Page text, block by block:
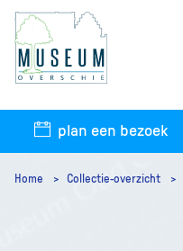
plan een bezoek
Home Collectie-overzicht